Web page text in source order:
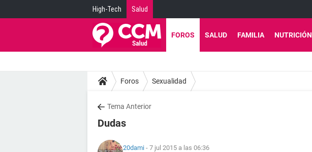
High-Tech Salud
FOROS SALUD FAMILIA NUTRICIÓN
Foros Sexualidad
Tema Anterior
Dudas
20dami - 7 jul 2015 a las 06:36